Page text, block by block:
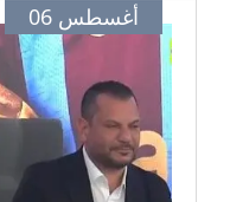
أغسطس 06